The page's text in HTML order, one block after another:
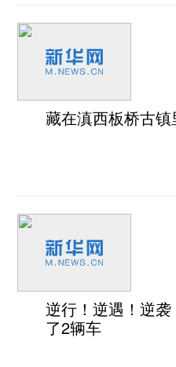
藏在滇西板桥古镇
逆行！逆遇！逆
了2辆车